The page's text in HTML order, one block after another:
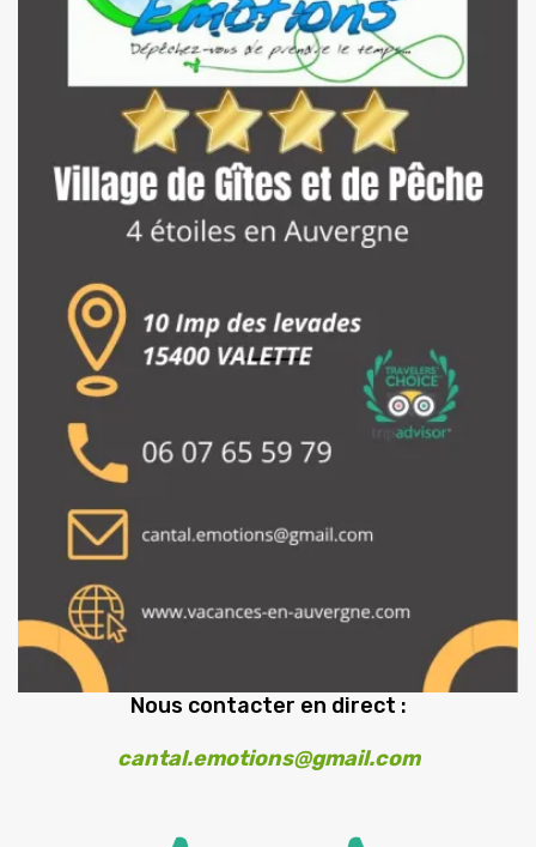
Nous contacter en direct :
cantal.emotions@gmail.com